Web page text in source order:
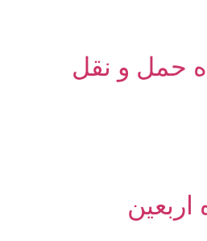
حمل و نقل